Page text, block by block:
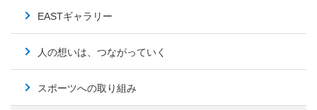
EASTギャラリー
人の想いは、つながっていく
スポーツへの取り組み